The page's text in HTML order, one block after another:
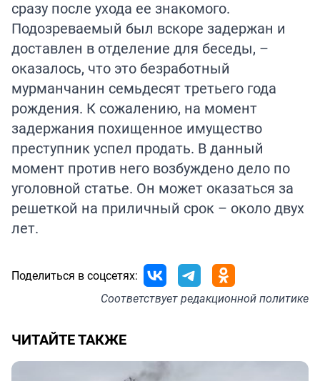
сразу после ухода ее знакомого.
Подозреваемый был вскоре задержан и
доставлен в отделение для беседы, –
оказалось, что это безработный
мурманчанин семьдесят третьего года
рождения. К сожалению, на момент
задержания похищенное имущество
преступник успел продать. В данный
момент против него возбуждено дело по
уголовной статье. Он может оказаться за
решеткой на приличный срок – около двух
лет.
Поделиться в соцсетях:
Соответствуетредакционной политике
ЧИТАЙТЕ ТАКЖЕ